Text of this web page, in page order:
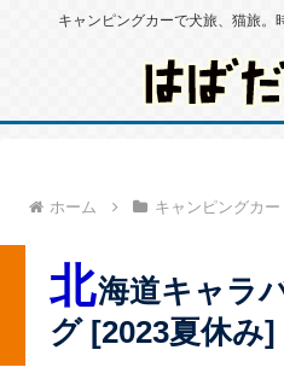
キャンピングカーで犬旅、猫旅
ホーム キャンピングカー
北海道キャラ
グ [2023夏休み]